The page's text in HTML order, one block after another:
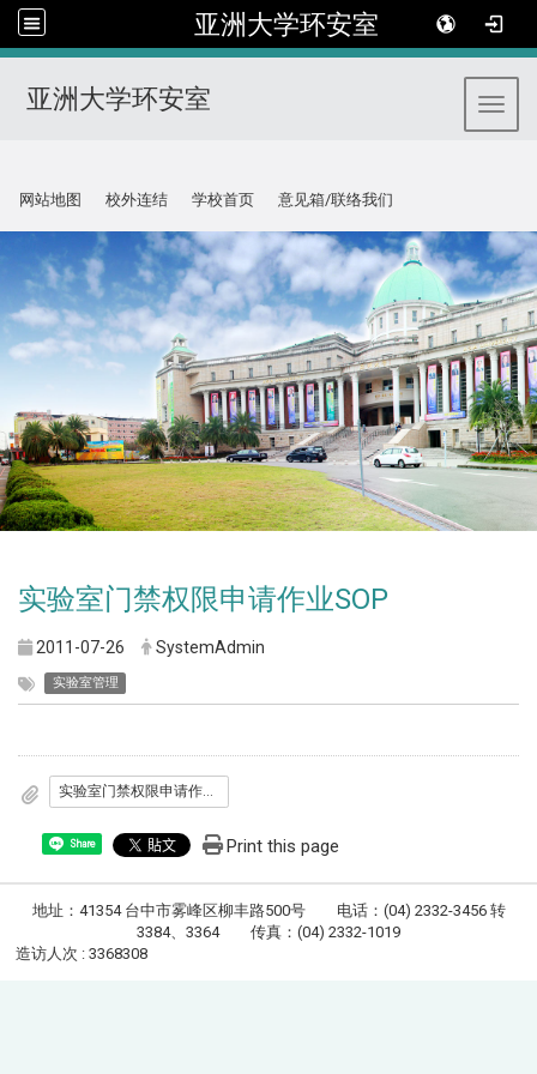
亚洲大学环安室
亚洲大学环安室
网站地图
校外连结 学校首页 意见箱/联络我们
实验室门禁权限申请作业SOP
2011-07-26 SystemAdmin
实验室管理
实验室门禁权限申请作业SOP
Share Print this page
地址：41354 台中市雾峰区柳丰路500号 电话：(04) 2332-3456 转
3384、3364 传真：(04) 2332-1019
造访人次 : 3368308